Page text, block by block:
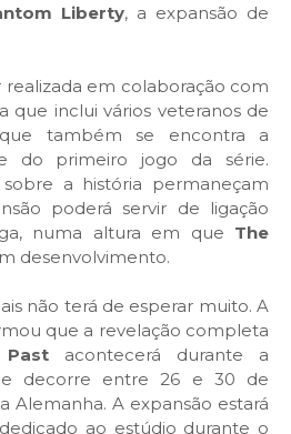
Liberty, a expansão de
em colaboração com
que inclui vários veteranos de
também se encontra a
do primeiro jogo da série.
a história permaneçam
poderá servir de ligação
numa altura em que The
desenvolvimento.
não terá de esperar muito. A
que a revelação completa
acontecerá durante a
decorre entre 26 e 30 de
Alemanha. A expansão estará
ao estúdio durante o